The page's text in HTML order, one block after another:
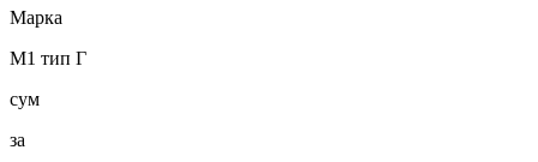
Марка
М1 тип Г
сум
за